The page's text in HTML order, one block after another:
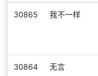
30865 我不一样
30864 无言